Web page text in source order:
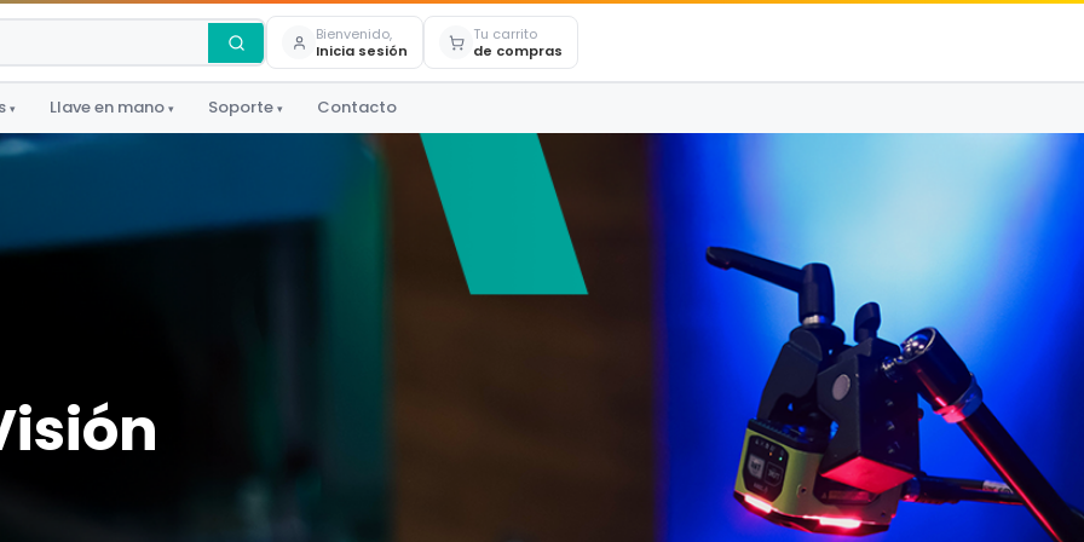
Bienvenido,
Inicia sesión
Tu carrito
de compras
▾ Llave en mano ▾ Soporte ▾ Contacto